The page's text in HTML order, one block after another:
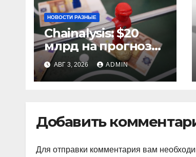
НОВОСТИ РАЗНЫЕ
Chainalysis: $20
млрд на прогнозах
ЧМ-2022, $5,4 млн
из них незаконные
АВГ 3, 2026 ADMIN
Добавить
Для отправки комментария вам